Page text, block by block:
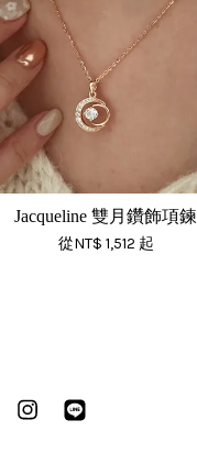
Jacqueline 雙月鑽飾項鍊
從NT$ 1,512 起
Facebook Instagram